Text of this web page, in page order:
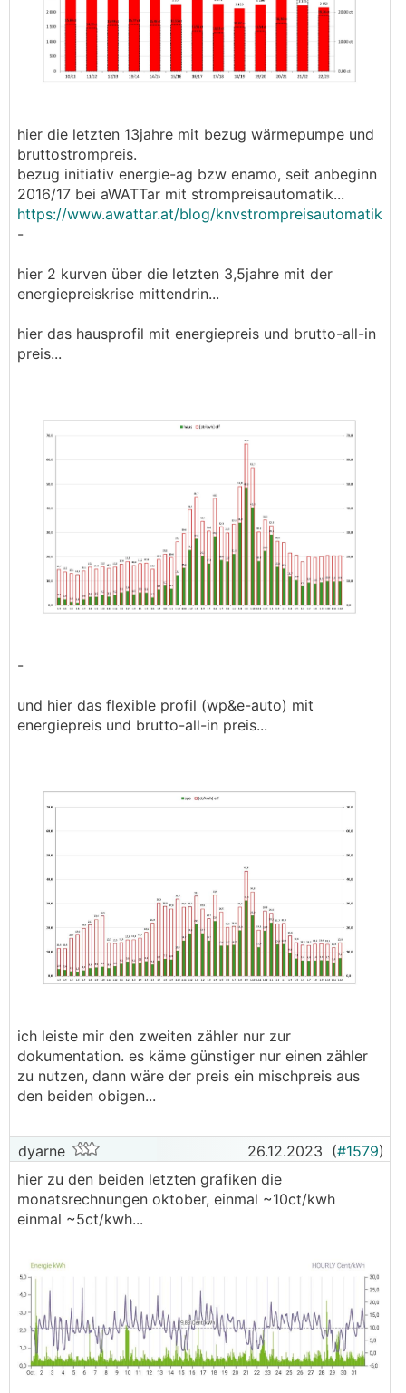
hier die letzten 13jahre mit bezug wärmepumpe und
bruttostrompreis.
bezug initiativ energie-ag bzw enamo, seit anbeginn
2016/17 bei aWATTar mit strompreisautomatik...
https://www.awattar.at/blog/knvstrompreisautomatik
-
hier 2 kurven über die letzten 3,5jahre mit der
energiepreiskrise mittendrin...
hier das hausprofil mit energiepreis und brutto-all-in
preis...
-
und hier das flexible profil (wp&e-auto) mit
energiepreis und brutto-all-in preis...
ich leiste mir den zweiten zähler nur zur
dokumentation. es käme günstiger nur einen zähler
zu nutzen, dann wäre der preis ein mischpreis aus
den beiden obigen...
dyarne 26.12.2023 (#1579)
hier zu den beiden letzten grafiken die
monatsrechnungen oktober, einmal ~10ct/kwh
einmal ~5ct/kwh...